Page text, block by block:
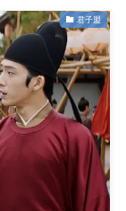
君子盟